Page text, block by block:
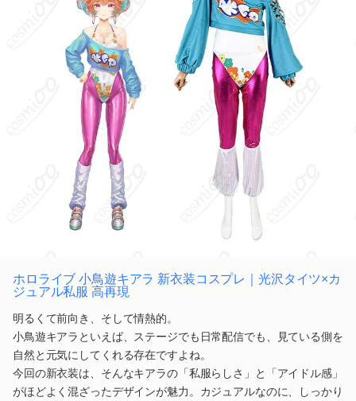
ホロライブ 小鳥遊キアラ 新衣装コスプレ｜光沢タイツ×カ
ジュアル私服 高再現
明るくて前向き、そして情熱的。
小鳥遊キアラといえば、ステージでも日常配信でも、見ている側を
自然と元気にしてくれる存在ですよね。
今回の新衣装は、そんなキアラの「私服らしさ」と「アイドル感」
がほどよく混ざったデザインが魅力。カジュアルなのに、しっかり